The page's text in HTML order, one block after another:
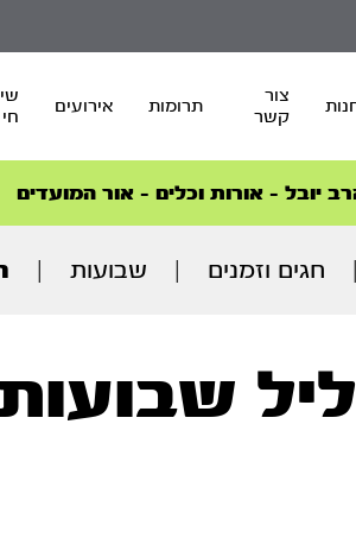
צור
קשר
תרומות אירועים
חי
הפודקאסטים
החודש – דרך המלך
יובל – אורות וכלים – אור המועדים
הבריאות הטבעית >
הפודקאסטים
החודש – דרך המלך
חגים וזמנים שבועות
ליל